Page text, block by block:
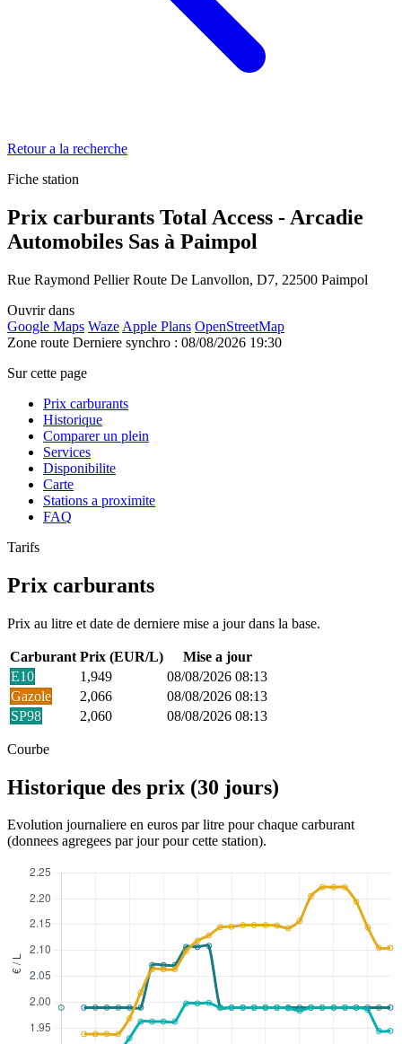
Retour a la recherche
Fiche station
Prix carburants Total Access - Arcadie
Automobiles Sas à Paimpol
Rue Raymond Pellier Route De Lanvollon, D7, 22500 Paimpol
Ouvrir dans
Google Maps Waze Apple Plans OpenStreetMap
Zone route Derniere synchro : 08/08/2026 19:30
Sur cette page
Prix carburants
Historique
Comparer un plein
Services
Disponibilite
Carte
Stations a proximite
FAQ
Tarifs
Prix carburants
Prix au litre et date de derniere mise a jour dans la base.
Carburant Prix (EUR/L)
Mise a jour
E10
1,949
08/08/2026 08:13
Gazole
2,066
08/08/2026 08:13
SP98
2,060 08/08/2026 08:13
Courbe
Historique des prix (30 jours)
Evolution journaliere en euros par litre pour chaque carburant
(donnees agregees par jour pour cette station).